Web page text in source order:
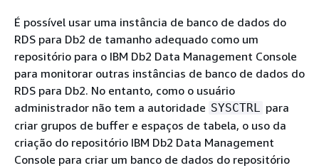
É possível usar uma instância de banco de dados do
RDS para Db2 de tamanho adequado como um
repositório para o IBM Db2 Data Management Console
para monitorar outras instâncias de banco de dados do
RDS para Db2. No entanto, como o usuário
administrador não tem a autoridade SYSCTRL
para
criar grupos de buffer e espaços de tabela, o uso da
criação do repositório IBM Db2 Data Management
Console para criar um banco de dados do repositório